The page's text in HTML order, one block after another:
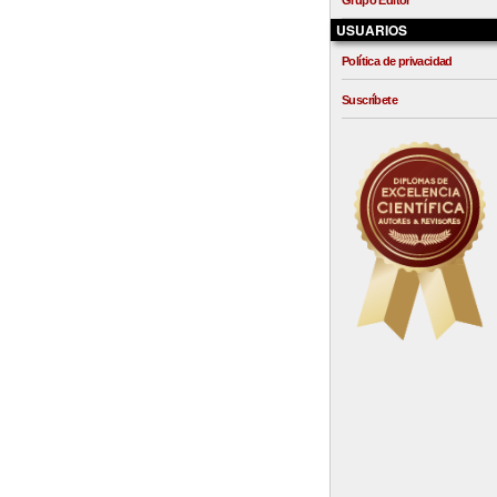
USUARIOS
Política de privacidad
Suscríbete